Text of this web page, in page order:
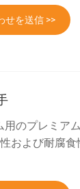
せを送信 >>
のプレミア
および耐腐